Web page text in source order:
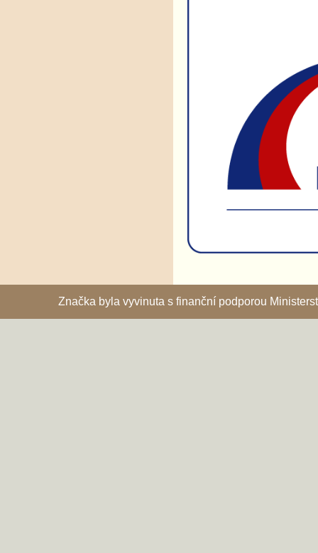
Značka byla vyvinuta s finanční podporou